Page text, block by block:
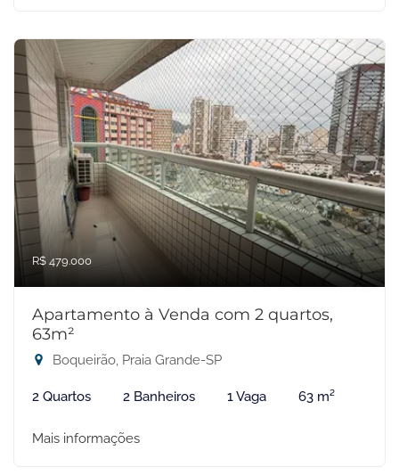
R$ 479.000
Apartamento à Venda com 2 quartos,
63m²
Boqueirão, Praia Grande-SP
2 Quartos 2 Banheiros 1 Vaga 63 m²
Mais informações